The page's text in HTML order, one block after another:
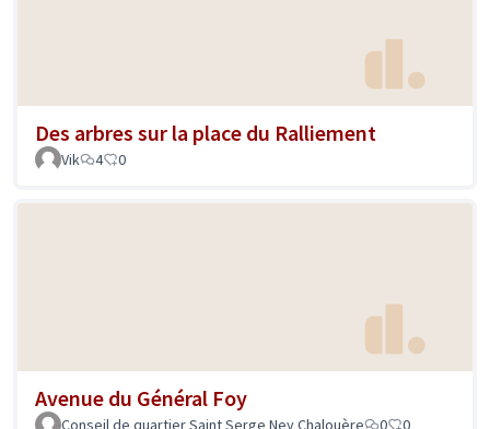
Des arbres sur la place du Ralliement
Vik 4 0
Avenue du Général Foy
Conseil de quartier Saint Serge Ney Chalouère 0 0